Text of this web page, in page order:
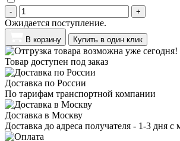
- +
Ожидается поступление.
В корзину Купить в один клик
Товар доступен под заказ
Доставка по России
По тарифам транспортной компании
Доставка в Москву
Доставка до адреса получателя - 1-3 дня с